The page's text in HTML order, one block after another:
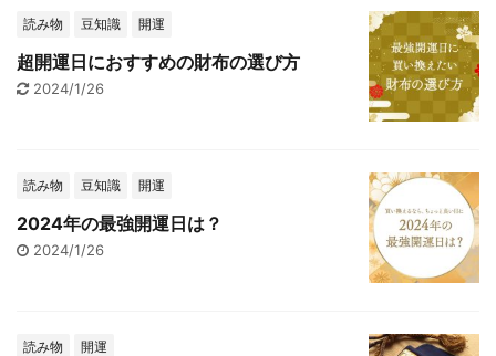
読み物 豆知識 開運
超開運日におすすめの財布の選び方
2024/1/26
読み物 豆知識 開運
2024年の最強開運日は？
2024/1/26
読み物 開運